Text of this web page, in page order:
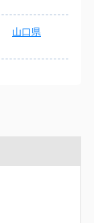
山口県